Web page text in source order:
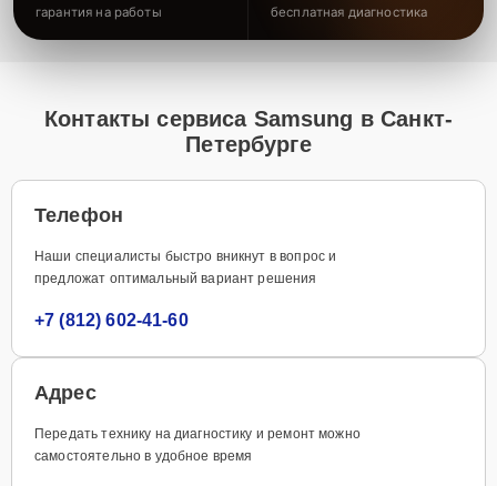
гарантия на работы бесплатная диагностика
Контакты сервиса Samsung в Санкт-
Петербурге
Телефон
Наши специалисты быстро вникнут в вопрос и
предложат оптимальный вариант решения
+7 (812) 602-41-60
Адрес
Передать технику на диагностику и ремонт можно
самостоятельно в удобное время